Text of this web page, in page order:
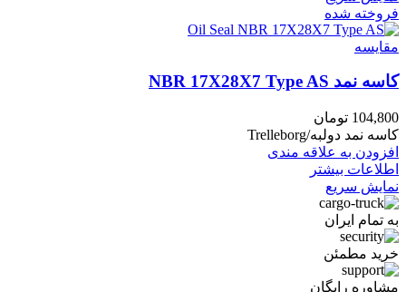
فروخته شده
مقايسه
کاسه نمد NBR 17X28X7 Type AS
104,800 تومان
کاسه نمد دولبه/Trelleborg
افزودن به علاقه مندی
اطلاعات بیشتر
نمایش سریع
به تمام ایران
خرید مطمئن
مشاوره رایگان